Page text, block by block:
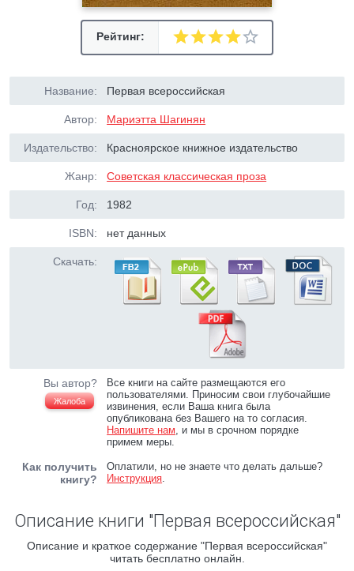
Рейтинг:
Название: Первая всероссийская
Автор: Мариэтта Шагинян
Издательство: Красноярское книжное издательство
Жанр: Советская классическая проза
Год: 1982
ISBN: нет данных
Скачать:
Вы автор?
Жалоба
Все книги на сайте размещаются его
пользователями. Приносим свои глубочайшие
извинения, если Ваша книга была
опубликована без Вашего на то согласия.
Напишите нам, и мы в срочном порядке
примем меры.
Как получить
книгу?
Оплатили, но не знаете что делать дальше?
Инструкция.
Описание книги "Первая всероссийская"
Описание и краткое содержание "Первая всероссийская"
читать бесплатно онлайн.